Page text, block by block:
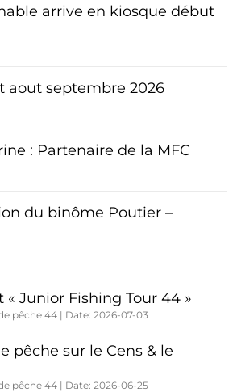
arrive en kiosque début
aout septembre 2026
: Partenaire de la MFC
du binôme Poutier –
Junior Fishing Tour 44 »
pêche 44 Date: 2026-07-03
pêche sur le Cens & le
pêche 44 Date: 2026-06-25